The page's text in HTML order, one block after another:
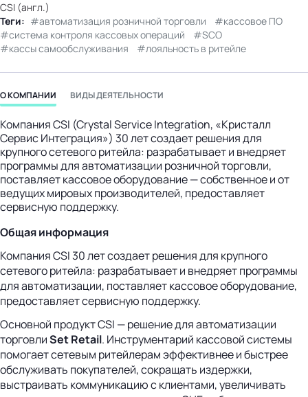
CSI (англ.)
Теги:
автоматизация розничной торговли
кассовое ПО
система контроля кассовых операций
SCO
кассы самообслуживания
лояльность в ритейле
О КОМПАНИИ ВИДЫ ДЕЯТЕЛЬНОСТИ
Компания CSI (Crystal Service Integration, «Кристалл
Сервис Интеграция») 30 лет создает решения для
крупного сетевого ритейла: разрабатывает и внедряет
программы для автоматизации розничной торговли,
поставляет кассовое оборудование — собственное и от
ведущих мировых производителей, предоставляет
сервисную поддержку.
Общая информация
Компания CSI 30 лет создает решения для крупного
сетевого ритейла: разрабатывает и внедряет программы
для автоматизации, поставляет кассовое оборудование,
предоставляет сервисную поддержку.
Основной продукт CSI — решение для автоматизации
торговлиSet Retail. Инструментарий кассовой системы
помогает сетевым ритейлерам эффективнее и быстрее
обслуживать покупателей, сокращать издержки,
выстраивать коммуникацию с клиентами, увеличивать